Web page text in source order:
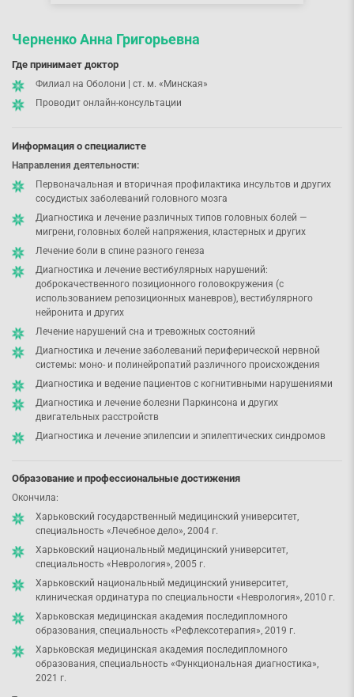
Черненко Анна Григорьевна
Где принимает доктор
Филиал на Оболони | ст. м. «Минская»
Проводит онлайн-консультации
Информация о специалисте
Направления деятельности:
Первоначальная и вторичная профилактика инсультов и других
сосудистых заболеваний головного мозга
Диагностика и лечение различных типов головных болей —
мигрени, головных болей напряжения, кластерных и других
Лечение боли в спине разного генеза
Диагностика и лечение вестибулярных нарушений:
доброкачественного позиционного головокружения (с
использованием репозиционных маневров), вестибулярного
нейронита и других
Лечение нарушений сна и тревожных состояний
Диагностика и лечение заболеваний периферической нервной
системы: моно- и полинейропатий различного происхождения
Диагностика и ведение пациентов с когнитивными нарушениями
Диагностика и лечение болезни Паркинсона и других
двигательных расстройств
Диагностика и лечение эпилепсии и эпилептических синдромов
Образование и профессиональные достижения
Окончила:
Харьковский государственный медицинский университет,
специальность «Лечебное дело», 2004 г.
Харьковский национальный медицинский университет,
специальность «Неврология», 2005 г.
Харьковский национальный медицинский университет,
клиническая ординатура по специальности «Неврология», 2010 г.
Харьковская медицинская академия последипломного
образования, специальность «Рефлексотерапия», 2019 г.
Харьковская медицинская академия последипломного
образования, специальность «Функциональная диагностика»,
2021 г.